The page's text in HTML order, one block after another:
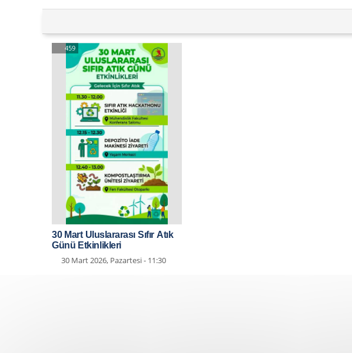
459
30 Mart Uluslararası Sıfır Atık
Günü Etkinlikleri
30 Mart 2026, Pazartesi - 11:30